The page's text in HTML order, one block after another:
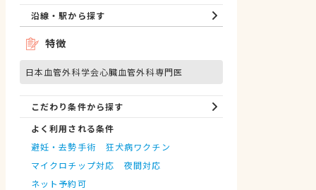
沿線・駅から探す
特徴
日本血管外科学会心臓血管外科専門医
こだわり条件から探す
よく利用される条件
避妊・去勢手術
狂犬病ワクチン
マイクロチップ対応
夜間対応
ネット予約可